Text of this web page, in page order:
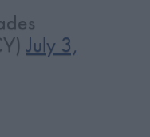
July 3,